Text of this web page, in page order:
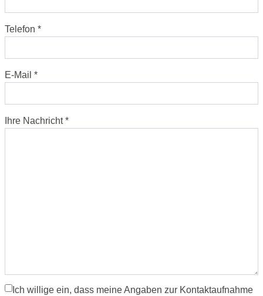
Telefon
E-Mail
Ihre Nachricht
Ich willige ein, dass meine Angaben zur Kontaktaufnahme